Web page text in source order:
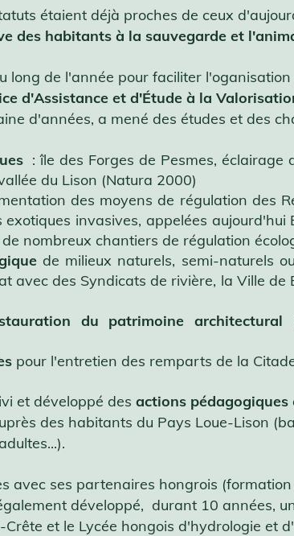
étaient déjà proches de ceux
des habitants à la sauvegarde et
long de l'année pour faciliter
d'Assistance et d'Étude à la
d'années, a mené des études et des
: île des Forges de Pesmes, éclairage
du Lison (Natura 2000)
des moyens de régulation des
invasives, appelées aujourd'hui
nombreux chantiers de régulation
de milieux naturels, semi-naturels
avec des Syndicats de rivière, la Ville
du patrimoine architectural
pour l'entretien des remparts de la
et développé des actions pédagogiques
des habitants du Pays Loue-Lison
avec ses partenaires hongrois
développé, durant 10 années,
et le Lycée hongois d'hydrologie et